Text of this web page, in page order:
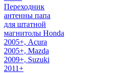
Переходник
антенны папа
для штатной
магнитолы Honda
2005+, Acura
2005+, Mazda
2009+, Suzuki
2011+